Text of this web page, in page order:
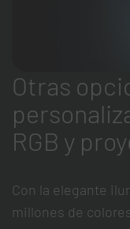
Otras
RGB y
Con la elegante
millones de